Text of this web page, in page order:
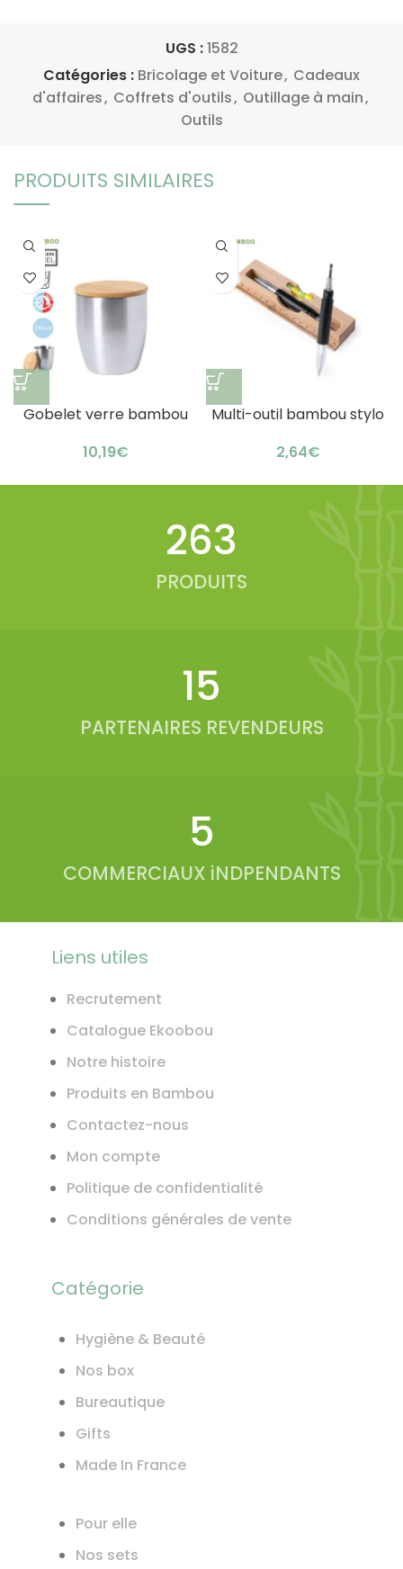
UGS :1582
Catégories : Bricolage et Voiture, Cadeaux
d'affaires, Coffrets d'outils, Outillage à main,
Outils
PRODUITS SIMILAIRES
Gobelet verre bambou
incurvé
€
Multi-outil bambou stylo
€
336
PRODUITS
20
PARTENAIRES REVENDEURS
6
COMMERCIAUX iNDPENDANTS
Liens utiles
Recrutement
Catalogue Ekoobou
Notre histoire
Produits en Bambou
Contactez-nous
Mon compte
Politique de confidentialité
Conditions générales de vente
Catégorie
Hygiène & Beauté
Nos box
Bureautique
Gifts
Made In France
Pour elle
Nos sets